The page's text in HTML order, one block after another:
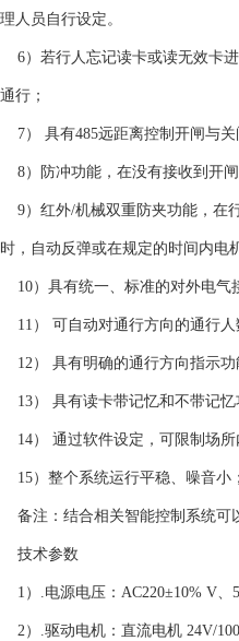
理人员自行设定。
6）若行人忘记读卡或读无效卡
通行；
7） 具有485远距离控制开闸与
8）防冲功能，在没有接收到开闸
9）红外/机械双重防夹功能，在
时，自动反弹或在规定的时间内电
10）具有统一、标准的对外电气
11） 可自动对通行方向的通行人
12） 具有明确的通行方向指示
13） 具有读卡带记忆和不带记忆
14） 通过软件设定，可限制场所
15）整个系统运行平稳、噪音小；
备注：结合相关智能控制系统可
技术参数
1）.电源电压：AC220±10% V、
2）.驱动电机：直流电机 24V/